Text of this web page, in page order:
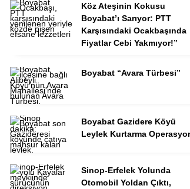
Köz Ateşinin Kokusu
Boyabat’ı Sarıyor: PTT
Karşısındaki Ocakbaşında
Fiyatlar Cebi Yakmıyor!”
Boyabat “Avara Türbesi”
Boyabat Gazidere Köyü
Leylek Kurtarma
Sinop-Erfelek Yolunda
Otomobil Yoldan Çıktı,